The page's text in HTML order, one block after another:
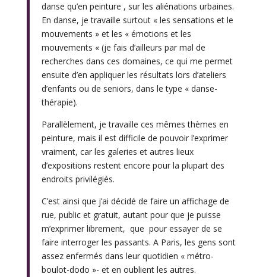
danse qu’en peinture , sur les aliénations urbaines.
En danse, je travaille surtout « les sensations et le
mouvements » et les « émotions et les
mouvements « (je fais d’ailleurs par mal de
recherches dans ces domaines, ce qui me permet
ensuite d’en appliquer les résultats lors d’ateliers
d’enfants ou de seniors, dans le type « danse-
thérapie).
Parallèlement, je travaille ces mêmes thèmes en
peinture, mais il est difficile de pouvoir l’exprimer
vraiment, car les galeries et autres lieux
d’expositions restent encore pour la plupart des
endroits privilégiés.
C’est ainsi que j’ai décidé de faire un affichage de
rue, public et gratuit, autant pour que je puisse
m’exprimer librement, que pour essayer de se
faire interroger les passants. A Paris, les gens sont
assez enfermés dans leur quotidien « métro-
boulot-dodo »- et en oublient les autres.